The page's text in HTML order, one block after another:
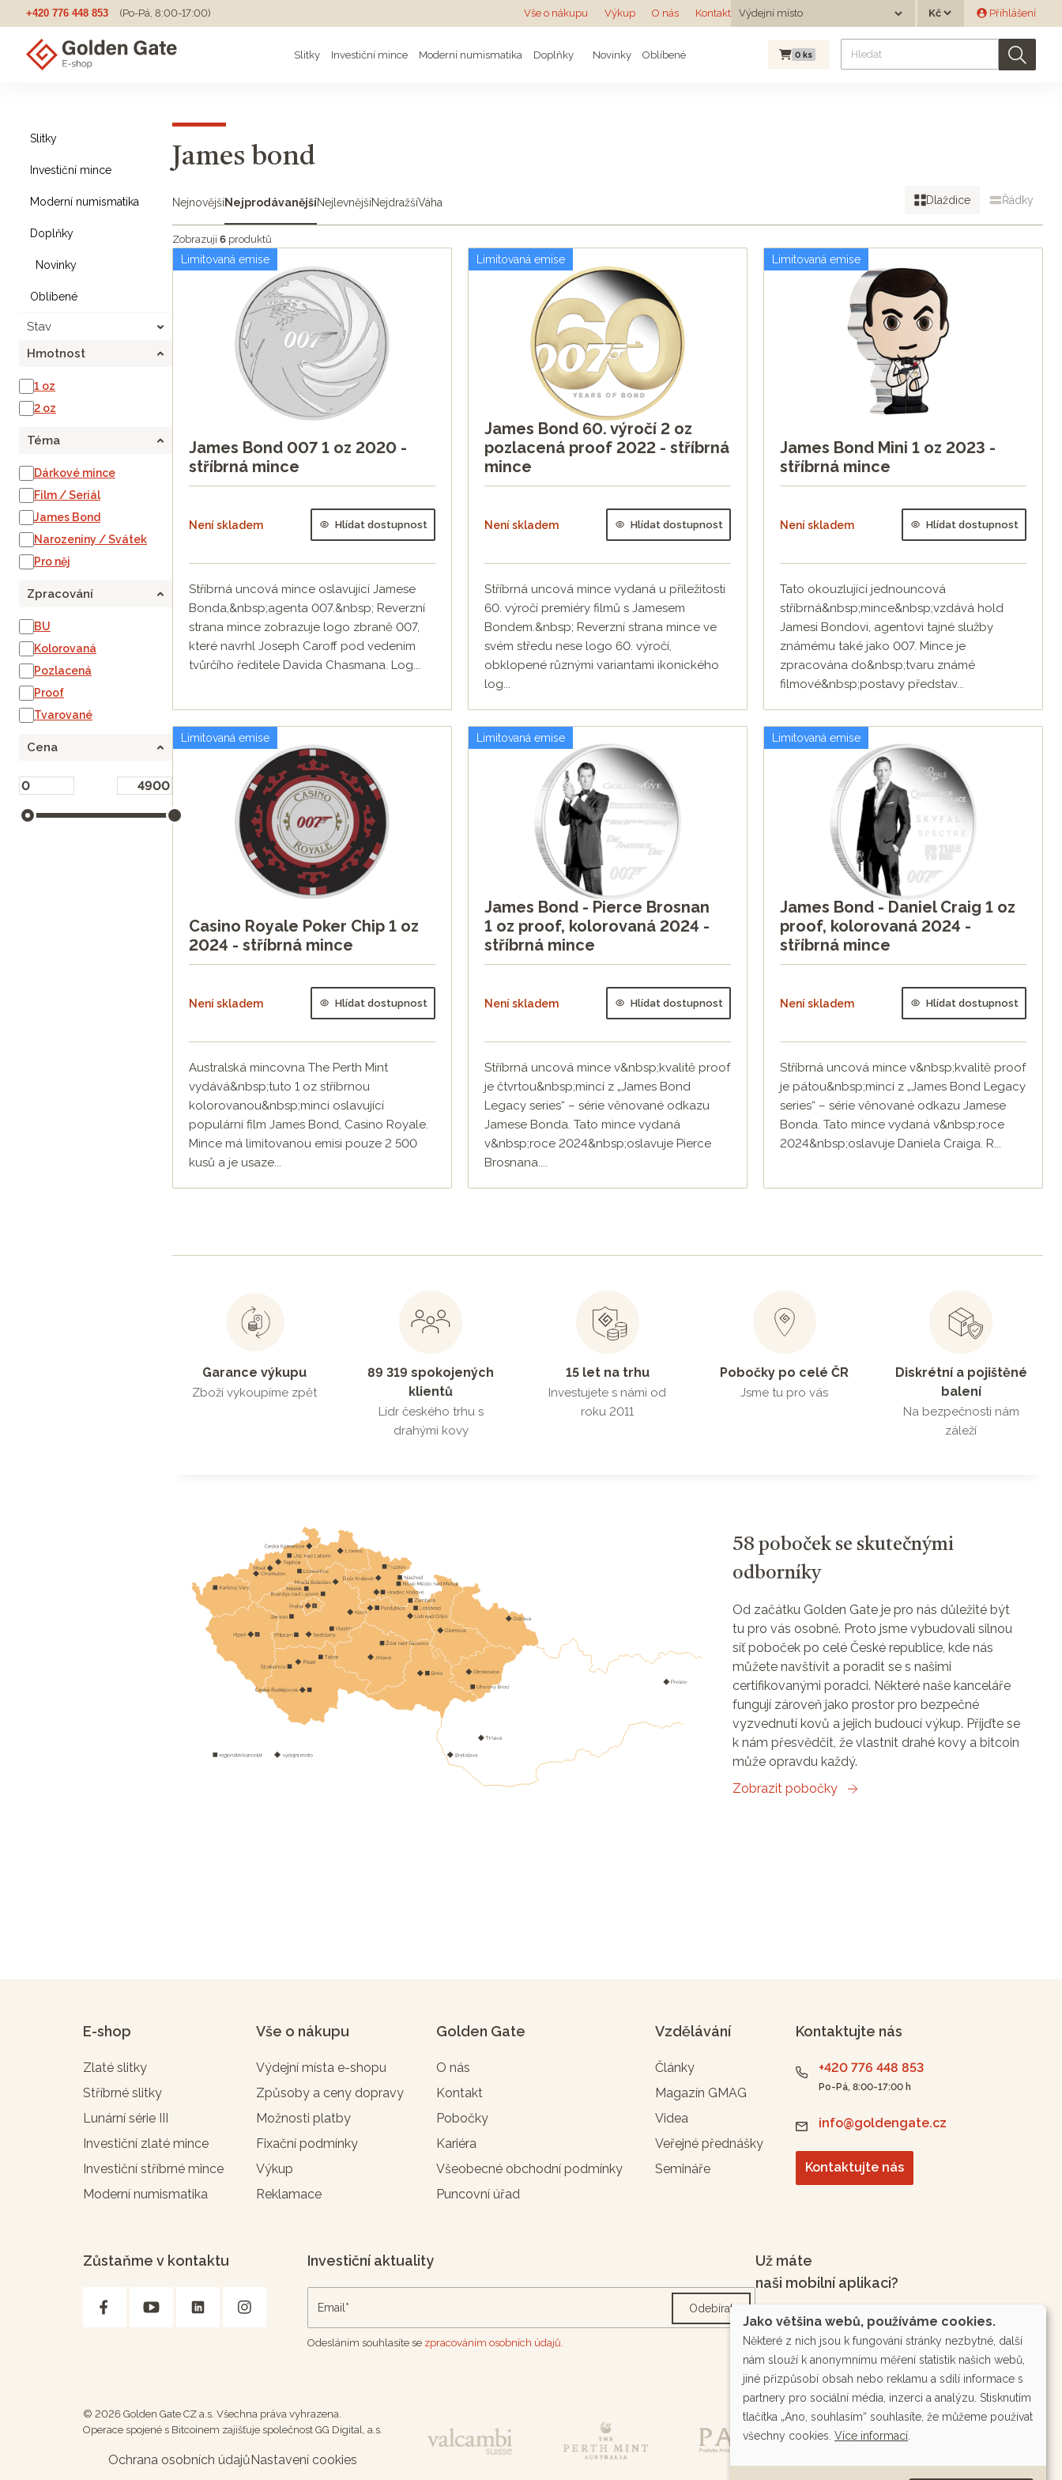
+420 776 448 853 (Po-Pá, 8:00-17:00) Vše o nákupu Výkup O nás Kontakt Výdejní místo
Výdejní místo
Měna Přihlášení
Slitky Investiční mince Moderní numismatika Doplňky Novinky Oblíbené 0 ks
Slitky
Investiční mince
Moderní numismatika
Doplňky
Novinky
Oblíbené
Stav
Hmotnost
1 oz
2 oz
Téma
Dárkové mince
Film / Seriál
James Bond
Narozeniny / Svátek
Pro něj
Zpracování
BU
Kolorovaná
Pozlacená
Proof
Tvarované
Cena
James bond
NejnovějšíNejprodávanějšíNejlevnějšíNejdražšíVáha Dlaždice Řádky
Zobrazuji 6 produktů
Limitovaná emise
James Bond 007 1 oz 2020 -
stříbrná mince
Není skladem Hlídat dostupnost
Stříbrná uncová mince oslavující Jamese
Bonda,&nbsp;agenta 007.&nbsp; Reverzní
strana mince zobrazuje logo zbraně 007,
které navrhl Joseph Caroff pod vedením
tvůrčího ředitele Davida Chasmana. Log...
Limitovaná emise
James Bond 60. výročí 2 oz
pozlacená proof 2022 - stříbrná
mince
Není skladem Hlídat dostupnost
Stříbrná uncová mince vydaná u příležitosti
60. výročí premiéry filmů s Jamesem
Bondem.&nbsp; Reverzní strana mince ve
svém středu nese logo 60. výročí,
obklopené různými variantami ikonického
log...
Limitovaná emise
James Bond Mini 1 oz 2023 -
stříbrná mince
Není skladem Hlídat dostupnost
Tato okouzlující jednouncová
stříbrná&nbsp;mince&nbsp;vzdává hold
Jamesi Bondovi, agentovi tajné služby
známému také jako 007. Mince je
zpracována do&nbsp;tvaru známé
filmové&nbsp;postavy představ...
Limitovaná emise
Casino Royale Poker Chip 1 oz
2024 - stříbrná mince
Není skladem Hlídat dostupnost
Australská mincovna The Perth Mint
vydává&nbsp;tuto 1 oz stříbrnou
kolorovanou&nbsp;minci oslavující
populární film James Bond, Casino Royale.
Mince má limitovanou emisi pouze 2 500
kusů a je usaze...
Limitovaná emise
James Bond - Pierce Brosnan
1 oz proof, kolorovaná 2024 -
stříbrná mince
Není skladem Hlídat dostupnost
Stříbrná uncová mince v&nbsp;kvalitě proof
je čtvrtou&nbsp;mincí z „James Bond
Legacy series“ – série věnované odkazu
Jamese Bonda. Tato mince vydaná
v&nbsp;roce 2024&nbsp;oslavuje Pierce
Brosnana....
Limitovaná emise
James Bond - Daniel Craig 1 oz
proof, kolorovaná 2024 -
stříbrná mince
Není skladem Hlídat dostupnost
Stříbrná uncová mince v&nbsp;kvalitě proof
je pátou&nbsp;mincí z „James Bond Legacy
series“ – série věnované odkazu Jamese
Bonda. Tato mince vydaná v&nbsp;roce
2024&nbsp;oslavuje Daniela Craiga. R...
Garance výkupu
Zboží vykoupíme zpět
89 319 spokojených
klientů
Lídr českého trhu s
drahými kovy
15 let na trhu
Investujete s námi od
roku 2011
Pobočky po celé ČR
Jsme tu pro vás
Diskrétní a pojištěné
balení
Na bezpečnosti nám
záleží
58 poboček se skutečnými
odborníky
Od začátku Golden Gate je pro nás důležité být
tu pro vás osobně. Proto jsme vybudovali silnou
síť poboček po celé České republice, kde nás
můžete navštívit a poradit se s našimi
certifikovanými poradci. Některé naše kanceláře
fungují zároveň jako prostor pro bezpečné
vyzvednutí kovů a jejich budoucí výkup. Přijďte se
k nám přesvědčit, že vlastnit drahé kovy a bitcoin
může opravdu každý.
Zobrazit pobočky
E-shop
Zlaté slitky
Stříbrné slitky
Lunární série III
Investiční zlaté mince
Investiční stříbrné mince
Moderní numismatika
Vše o nákupu
Výdejní místa e-shopu
Způsoby a ceny dopravy
Možnosti platby
Fixační podmínky
Výkup
Reklamace
Golden Gate
O nás
Kontakt
Pobočky
Kariéra
Všeobecné obchodní podmínky
Puncovní úřad
Vzdělávání
Články
Magazín GMAG
Videa
Veřejné přednášky
Semináře
Kontaktujte nás
+420 776 448 853
Po-Pá, 8:00-17:00 h
info@goldengate.cz
Kontaktujte nás
Zůstaňme v kontaktu Investiční aktuality
Odebírat
Odesláním souhlasíte se zpracováním osobních údajů.
Už máte
naši mobilní aplikaci?
© 2026 Golden Gate CZ a.s. Všechna práva vyhrazena.
Operace spojené s Bitcoinem zajišťuje společnost GG Digital, a.s.
Ochrana osobních údajůNastavení cookies
Jako většina webů, používáme cookies.
Některé z nich jsou k fungování stránky nezbytné, další
nám slouží k anonymnímu měření statistik našich webů,
jiné přizpůsobí obsah nebo reklamu a sdílí informace s
partnery pro sociální média, inzerci a analýzu. Stisknutím
tlačítka „Ano, souhlasím“ souhlasíte, že můžeme používat
všechny cookies. Více informací